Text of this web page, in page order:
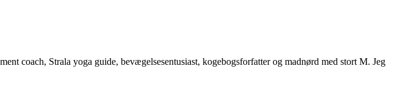
coach, Strala yoga guide, bevægelsesentusiast, kogebogsforfatter og madnørd med stort M. Jeg